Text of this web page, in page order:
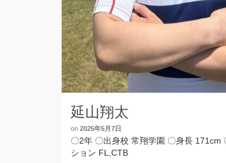
延山翔太
on 2025年5月7日
〇2年 〇出身校 常翔学園 〇身長 171cm
ション FL,CTB